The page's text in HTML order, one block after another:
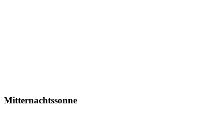
Mitternachtssonne